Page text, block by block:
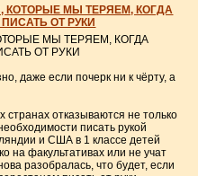
МЫ ТЕРЯЕМ, КОГДА
ОТ РУКИ
МЫ ТЕРЯЕМ, КОГДА
ОТ РУКИ
даже если почерк ни к чёрту, а
отказываются не только
писать рукой
и США в 1 классе детей
на факультативах или не учат
разобралась, что будет, если